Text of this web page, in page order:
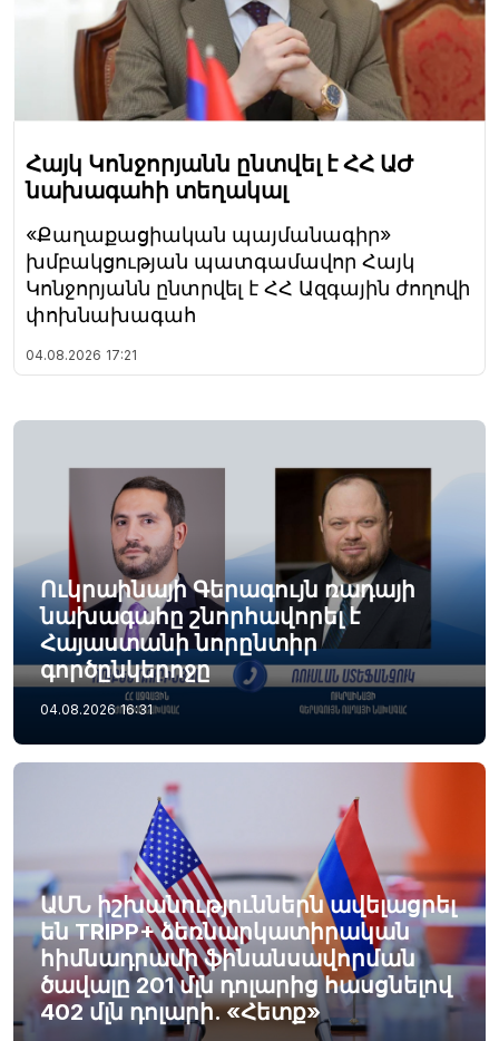
Հայկ Կոնջորյանն ընտվել է ՀՀ ԱԺ
նախագահի տեղակալ
«Քաղաքացիական պայմանագիր»
խմբակցության պատգամավոր Հայկ
Կոնջորյանն ընտրվել է ՀՀ Ազգային ժողովի
փոխնախագահ
04.08.2026 17:21
Ուկրաինայի Գերագույն ռադայի
նախագահը շնորհավորել է
Հայաստանի նորընտիր
գործընկերոջը
04.08.2026 16:31
ԱՄՆ իշխանություններն ավելացրել
են TRIPP+ ձեռնարկատիրական
հիմնադրամի ֆինանսավորման
ծավալը 201 մլն դոլարից հասցնելով
402 մլն դոլարի. «Հետք»